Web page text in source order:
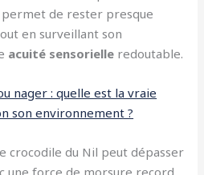
permet de rester presque
en surveillant son
acuité sensorielle redoutable.
nager : quelle est la vraie
son environnement ?
crocodile du Nil peut dépasser
une force de morsure record